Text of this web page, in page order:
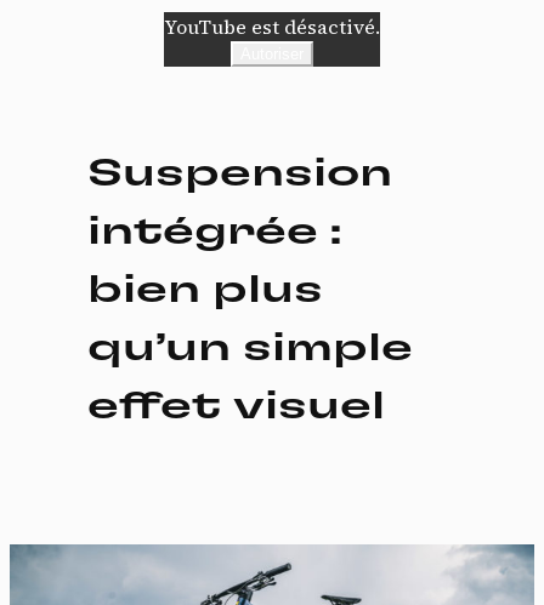
YouTube est désactivé.
Suspension
intégrée :
bien plus
qu’un simple
effet visuel